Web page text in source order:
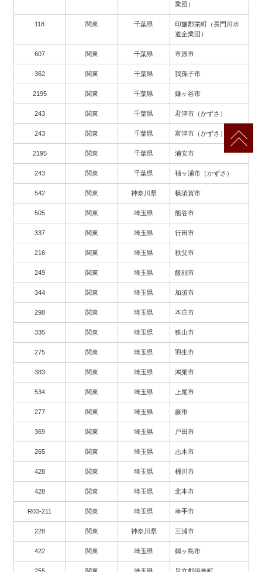
業団）
118 関東 千葉県
印旛郡栄町（長門川水
道企業団）
607 関東 千葉県 市原市
362 関東 千葉県 我孫子市
2195 関東 千葉県 鎌ヶ谷市
243 関東 千葉県 君津市（かずさ）
243 関東 千葉県 富津市（かずさ）
2195 関東 千葉県 浦安市
243 関東 千葉県 袖ヶ浦市（かずさ）
542 関東 神奈川県 横須賀市
505 関東 埼玉県 熊谷市
337 関東 埼玉県 行田市
216 関東 埼玉県 秩父市
249 関東 埼玉県 飯能市
344 関東 埼玉県 加須市
298 関東 埼玉県 本庄市
335 関東 埼玉県 狭山市
275 関東 埼玉県 羽生市
383 関東 埼玉県 鴻巣市
534 関東 埼玉県 上尾市
277 関東 埼玉県 蕨市
369 関東 埼玉県 戸田市
265 関東 埼玉県 志木市
428 関東 埼玉県 桶川市
428 関東 埼玉県 北本市
R03-211 関東 埼玉県 幸手市
228 関東 神奈川県 三浦市
422 関東 埼玉県 鶴ヶ島市